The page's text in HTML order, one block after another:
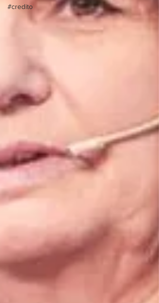
#credito